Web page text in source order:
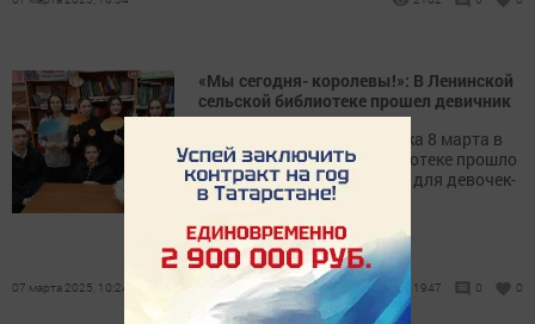
«Мы сегодня- королевы!»: В Ленинской
сельской библиотеке прошел девичник
В канун женского праздника 8 марта в
Ленинской сельской библиотеке прошло
праздничное мероприятие для девочек-
школьниц.
07 марта 2025, 10:24 1947 0 0